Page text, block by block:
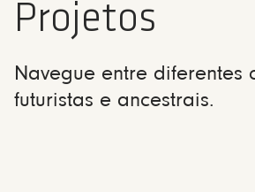
Projetos
Navegue entre diferentes
futuristas e ancestrais.